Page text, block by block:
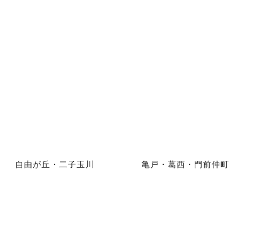
自由が丘・二子玉川 亀戸・葛西・門前仲町